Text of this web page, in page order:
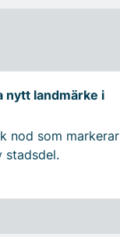
nytt landmärke i
nod som markerar
stadsdel.